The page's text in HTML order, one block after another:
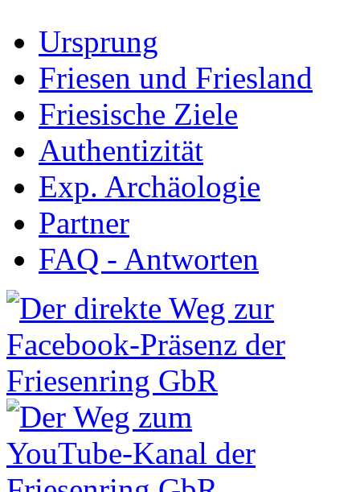
Ursprung
Friesen und Friesland
Friesische Ziele
Authentizität
Exp. Archäologie
Partner
FAQ - Antworten